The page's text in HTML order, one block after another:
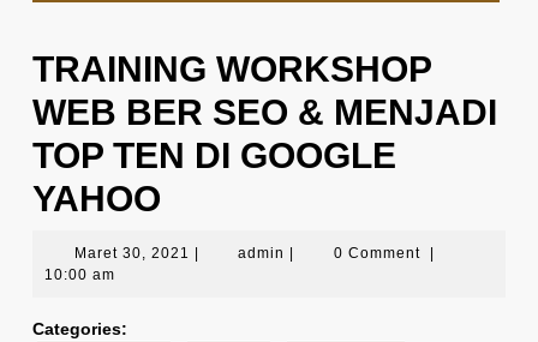
TRAINING WORKSHOP
WEB BER SEO & MENJADI
TOP TEN DI GOOGLE
YAHOO
Maret 30, 2021 Maret
admin admin 0 Comment
10:00 am
Categories: